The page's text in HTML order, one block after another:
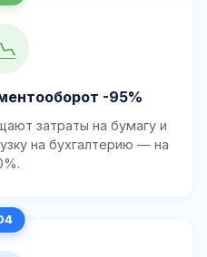
-95%
затраты на бумагу и
на бухгалтерию — на